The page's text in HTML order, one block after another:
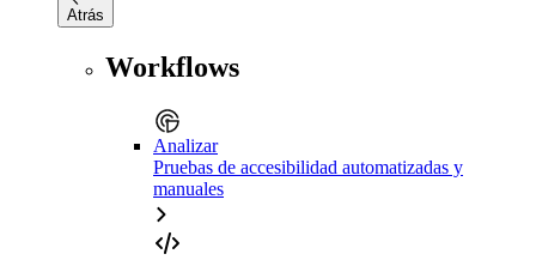
Atrás
Workflows
Analizar
Pruebas de accesibilidad automatizadas y
manuales